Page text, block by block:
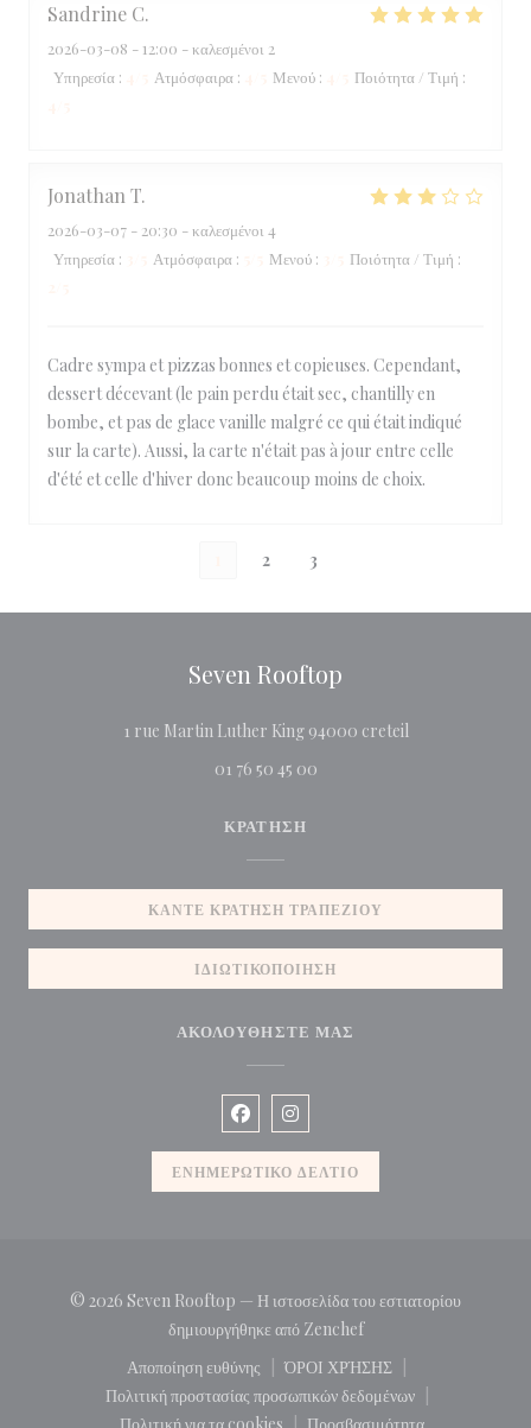
Sandrine C
2026-03-08 - 12:00 - καλεσμένοι 2
Υπηρεσία : Ατμόσφαιρα : Μενού : Ποιότητα / Τιμή :
Jonathan T
2026-03-07 - 20:30 - καλεσμένοι 4
Υπηρεσία : Ατμόσφαιρα : Μενού : Ποιότητα / Τιμή :
Cadre sympa et pizzas bonnes et copieuses. Cependant,
dessert décevant (le pain perdu était sec, chantilly en
bombe, et pas de glace vanille malgré ce qui était indiqué
sur la carte). Aussi, la carte n'était pas à jour entre celle
d'été et celle d'hiver donc beaucoup moins de choix.
2 3
Seven Rooftop
1 rue Martin Luther King 94000 creteil((ανοίγει σε νέο
01 76 50 45 00
ΚΡΆΤΗΣΗ
ΚΆΝΤΕ ΚΡΆΤΗΣΗ ΤΡΑΠΕΖΙΟΎ
ΙΔΙΩΤΙΚΟΠΟΊΗΣΗ
ΑΚΟΛΟΥΘΉΣΤΕ ΜΑΣ
Facebook ((ανοίγει σε νέο
Instagram ((ανοίγει σε νέο
ΕΝΗΜΕΡΩΤΙΚΌ ΔΕΛΤΊΟ
© 2026 Seven Rooftop — Η ιστοσελίδα του εστιατορίου
δημιουργήθηκε από Zenchef((ανοίγει σε νέο
Αποποίηση ευθύνης
((ανοίγει σε νέο παράθυρο))
ΌΡΟΙ ΧΡΉΣΗΣ
((ανοίγει σε νέο
Πολιτική προστασίας προσωπικών δεδομένων
((ανοίγει σε νέο παράθυρο))